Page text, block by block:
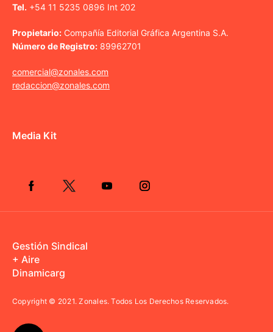
Tel. +54 11 5235 0896 Int 202
Propietario: Compañía Editorial Gráfica Argentina S.A.
Número de Registro: 89962701
comercial@zonales.com
redaccion@zonales.com
Media Kit
Gestión Sindical
+ Aire
Dinamicarg
Copyright © 2021.Zonales. Todos Los Derechos Reservados.